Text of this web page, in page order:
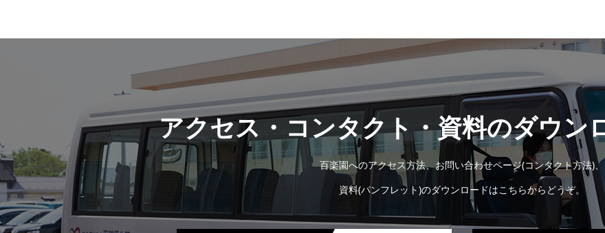
アクセス・コンタクト・資料のダウン
百楽園へのアクセス方法、お問い合わせページ(コンタクト方法)、
資料(パンフレット)のダウンロードはこちらからどうぞ。